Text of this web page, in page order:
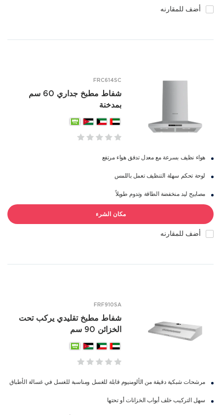
أضف للمقارنه
FRC614SC
شفاط مطبخ جداري 60 سم
بمدخنة
هواء نظيف بسرعة مع معدل تدفق هواء مرتفع
لوحة تحكم سهلة التنظيف تعمل باللمس
مصابيح ليد منخفضة الطاقة وتدوم طويلاً
مكان الشرء
أضف للمقارنه
FRF910SA
شفاط مطبخ تقليدي يركب تحت
الخزائن 90 سم
مرشحات شبكية دقيقة من الألومنيوم قابلة للغسل ومناسبة للغسل في غسالة الأطباق
سهل التركيب خلف أبواب الخزانات أو تحتها